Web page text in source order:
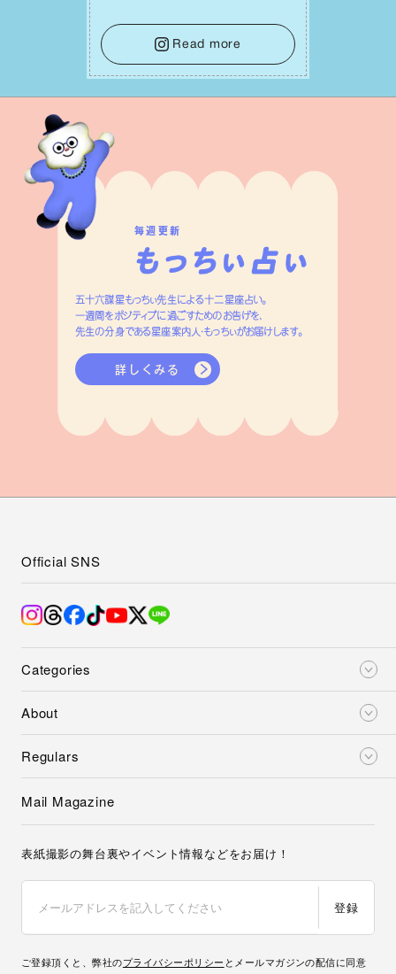
⾔葉に流されないよう、⼼にしっかりブ
レーキをかけること。この意識の切り替
えが、あなたに確かな安⼼感をもたらす
はずです。
Read more
毎週更新
五十六謀星もっちぃ先生による十二星座占い。
一週間をポジティブに過ごすためのお告げを、
先生の分身である星座案内人・もっちぃがお届けします。
詳しくみる
Categories
About
Regulars
Official SNS
Mail Magazine
表紙撮影の舞台裏やイベント情報などをお届け！
登録
ご登録頂くと、弊社のプライバシーポリシー とメールマガジンの配信に同意